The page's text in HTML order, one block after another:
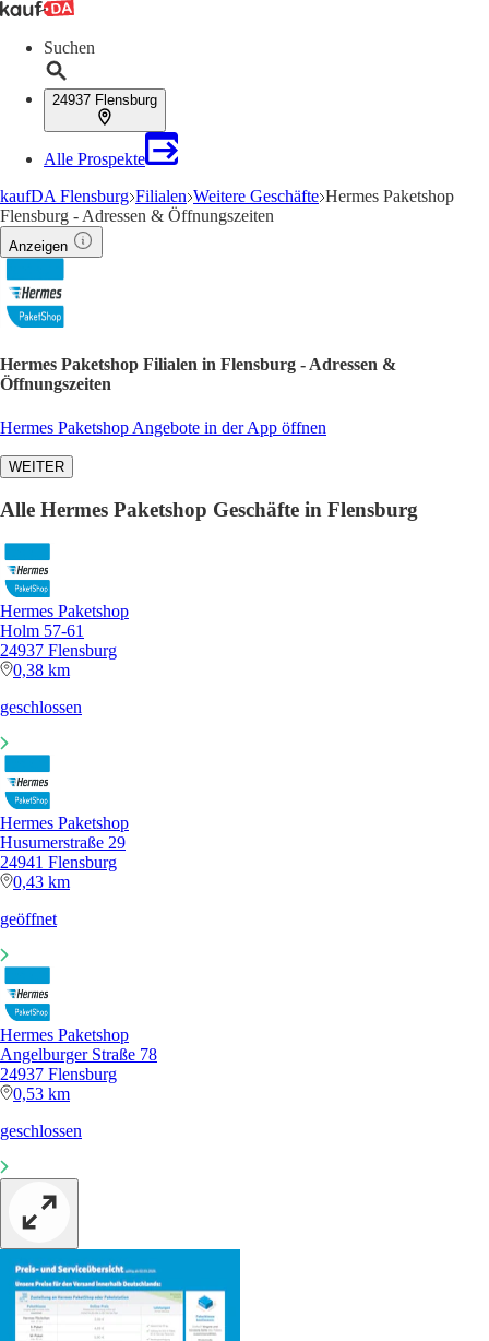
Suchen
24937 Flensburg
Alle Prospekte
kaufDA Flensburg Filialen Weitere Geschäfte Hermes Paketshop
Flensburg - Adressen & Öffnungszeiten
Anzeigen
Hermes Paketshop Filialen in Flensburg - Adressen &
Öffnungszeiten
Hermes Paketshop Angebote in der App öffnen
WEITER
Alle Hermes Paketshop Geschäfte in Flensburg
Hermes Paketshop
Holm 57-61
24937 Flensburg
0,38 km
geschlossen
Hermes Paketshop
Husumerstraße 29
24941 Flensburg
0,43 km
geöffnet
Hermes Paketshop
Angelburger Straße 78
24937 Flensburg
0,53 km
geschlossen